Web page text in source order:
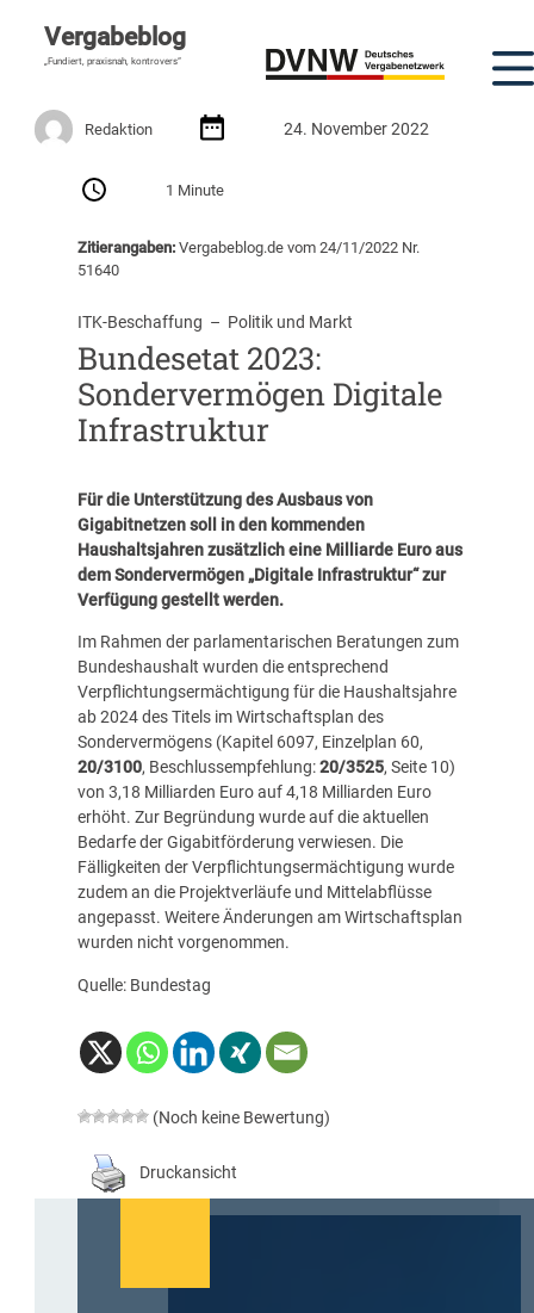
Vergabeblog
„Fundiert, praxisnah, kontrovers“
Redaktion 24. November 2022
1 Minute
Zitierangaben:Vergabeblog.de vom 24/11/2022 Nr.
51640
ITK-Beschaffung
  –
Politik und Markt
Bundesetat 2023:
Sondervermögen Digitale
Infrastruktur
Für die Unterstützung des Ausbaus von
Gigabitnetzen soll in den kommenden
Haushaltsjahren zusätzlich eine Milliarde Euro aus
dem Sondervermögen „Digitale Infrastruktur“ zur
Verfügung gestellt werden.
Im Rahmen der parlamentarischen Beratungen zum
Bundeshaushalt wurden die entsprechend
Verpflichtungsermächtigung für die Haushaltsjahre
ab 2024 des Titels im Wirtschaftsplan des
Sondervermögens (Kapitel 6097, Einzelplan 60,
20/3100, Beschlussempfehlung:20/3525, Seite 10)
von 3,18 Milliarden Euro auf 4,18 Milliarden Euro
erhöht. Zur Begründung wurde auf die aktuellen
Bedarfe der Gigabitförderung verwiesen. Die
Fälligkeiten der Verpflichtungsermächtigung wurde
zudem an die Projektverläufe und Mittelabflüsse
angepasst. Weitere Änderungen am Wirtschaftsplan
wurden nicht vorgenommen.
Quelle: Bundestag
(Noch keine Bewertung)
Druckansicht